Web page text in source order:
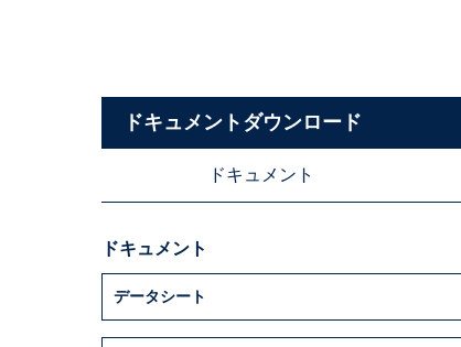
ドキュメントダウンロード
ドキュメント
ドキュメント
データシート